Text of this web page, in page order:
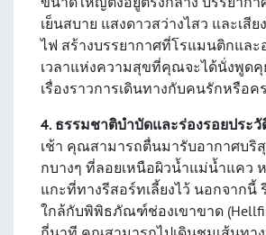
เย็นสบาย แสงดาวสว่างไสว และเสี
ไฟ สร้างบรรยากาศที่โรแมนติกและ
เวลาแห่งความสุขที่คุณจะได้นั่งพูดคุ
เรื่องราวการเดินทางกับคนรักหรือค
4. ธรรมชาติบำบัดและร่องรอยประ
เช้า คุณสามารถตื่นมารับอากาศบริ
กบางๆ ที่ลอยเหนือผิวน้ำแม่น้ำแคว
แกะที่ทางรีสอร์ทเลี้ยงไว้ นอกจากนี้
ใกล้กับพิพิธภัณฑ์ช่องเขาขาด